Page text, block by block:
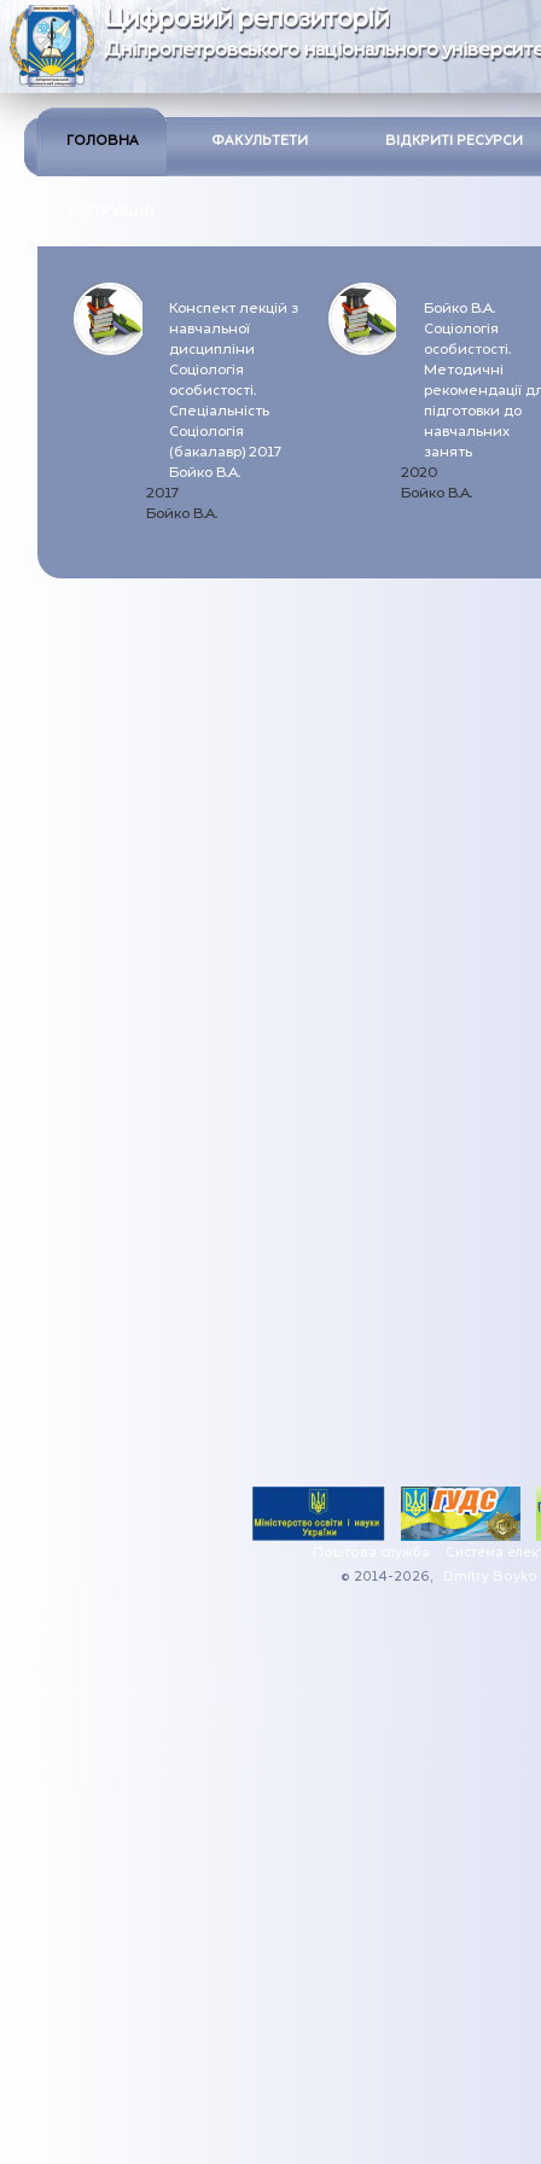
Цифровий репозиторій
Дніпропетровського національного
ГОЛОВНА ФАКУЛЬТЕТИ ВІДКРИТІ РЕСУРСИ
Конспект лекцій з
навчальної
дисципліни
Соціологія
особистості.
Спеціальність
Соціологія
(бакалавр) 2017
Бойко В.А.
2017
Бойко В.А.
Бойко В.А.
Соціологія
особистості.
Методичні
рекомендації
підготовки до
навчальних
занять
2020
Бойко В.А.
Поштова служба
Система
© 2014-2026,
Dmitry Boyko